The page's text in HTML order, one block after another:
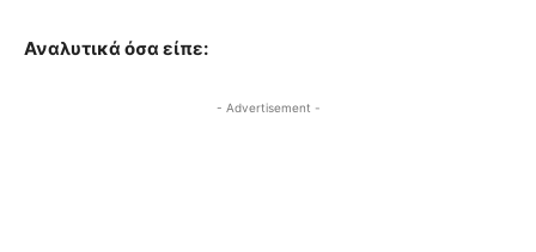
Αναλυτικά όσα είπε:
- Advertisement -